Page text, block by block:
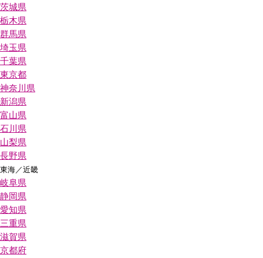
茨城県
栃木県
群馬県
埼玉県
千葉県
東京都
神奈川県
新潟県
富山県
石川県
山梨県
長野県
東海／近畿
岐阜県
静岡県
愛知県
三重県
滋賀県
京都府